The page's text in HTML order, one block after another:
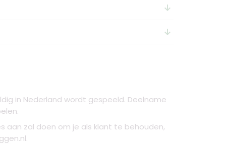
arrow_downward_alt
arrow_downward_alt
in Nederland wordt gespeeld. Deelname
aan zal doen om je als klant te behouden,